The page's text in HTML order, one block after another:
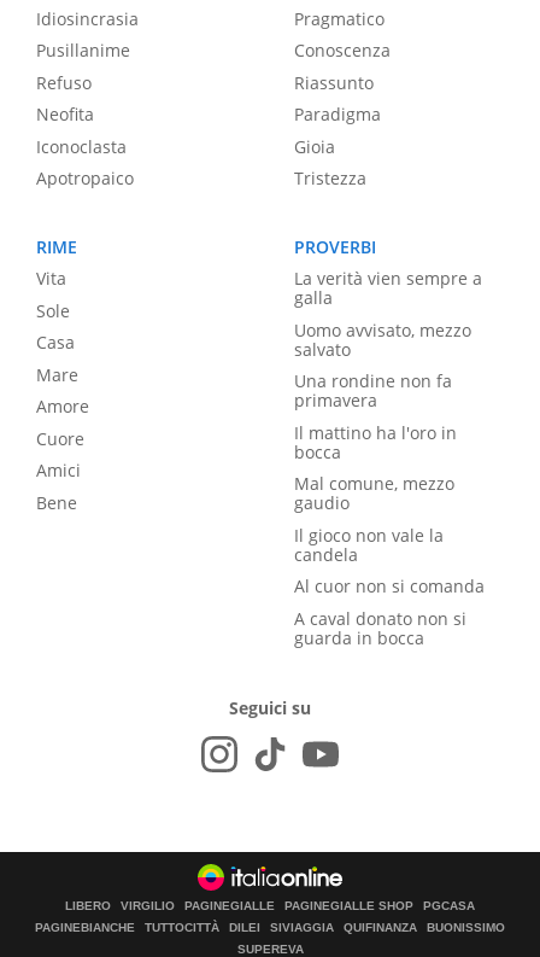
Idiosincrasia
Pusillanime
Refuso
Neofita
Iconoclasta
Apotropaico
Pragmatico
Conoscenza
Riassunto
Paradigma
Gioia
Tristezza
RIME
Vita
Sole
Casa
Mare
Amore
Cuore
Amici
Bene
PROVERBI
La verità vien sempre a
galla
Uomo avvisato, mezzo
salvato
Una rondine non fa
primavera
Il mattino ha l'oro in
bocca
Mal comune, mezzo
gaudio
Il gioco non vale la
candela
Al cuor non si comanda
A caval donato non si
guarda in bocca
Seguici su
LIBERO VIRGILIO PAGINEGIALLE PAGINEGIALLE SHOP
PGCASA
PAGINEBIANCHE
TUTTOCITTÀ DILEI SIVIAGGIA QUIFINANZA
BUONISSIMO
SUPEREVA